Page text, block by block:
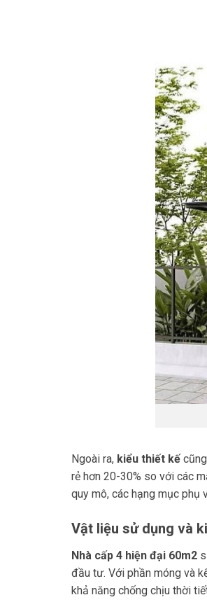
Ngoài ra, kiểu thiết kế
rẻ hơn 20-30% so với các
quy mô, các hạng mục phụ
Vật liệu sử dụng và
Nhà cấp 4 hiện đại 60m2
đầu tư. Với phần móng và
khả năng chống chịu thời